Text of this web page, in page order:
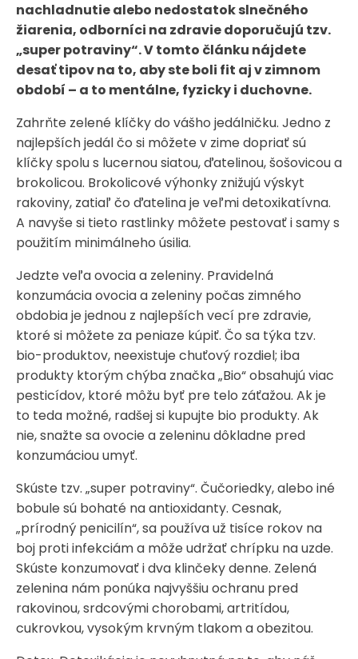
nachladnutie alebo nedostatok slnečného
žiarenia, odborníci na zdravie doporučujú tzv.
„super potraviny“. V tomto článku nájdete
desať tipov na to, aby ste boli fit aj v zimnom
období – a to mentálne, fyzicky i duchovne.
Zahrňte zelené klíčky do vášho jedálničku. Jedno z
najlepších jedál čo si môžete v zime dopriať sú
klíčky spolu s lucernou siatou, ďatelinou, šošovicou a
brokolicou. Brokolicové výhonky znižujú výskyt
rakoviny, zatiaľ čo ďatelina je veľmi detoxikatívna.
A navyše si tieto rastlinky môžete pestovať i samy s
použitím minimálneho úsilia.
Jedzte veľa ovocia a zeleniny. Pravidelná
konzumácia ovocia a zeleniny počas zimného
obdobia je jednou z najlepších vecí pre zdravie,
ktoré si môžete za peniaze kúpiť. Čo sa týka tzv.
bio-produktov, neexistuje chuťový rozdiel; iba
produkty ktorým chýba značka „Bio“ obsahujú viac
pesticídov, ktoré môžu byť pre telo záťažou. Ak je
to teda možné, radšej si kupujte bio produkty. Ak
nie, snažte sa ovocie a zeleninu dôkladne pred
konzumáciou umyť.
Skúste tzv. „super potraviny“. Čučoriedky, alebo iné
bobule sú bohaté na antioxidanty. Cesnak,
„prírodný penicilín“, sa používa už tisíce rokov na
boj proti infekciám a môže udržať chrípku na uzde.
Skúste konzumovať i dva klinčeky denne. Zelená
zelenina nám ponúka najvyššiu ochranu pred
rakovinou, srdcovými chorobami, artritídou,
cukrovkou, vysokým krvným tlakom a obezitou.